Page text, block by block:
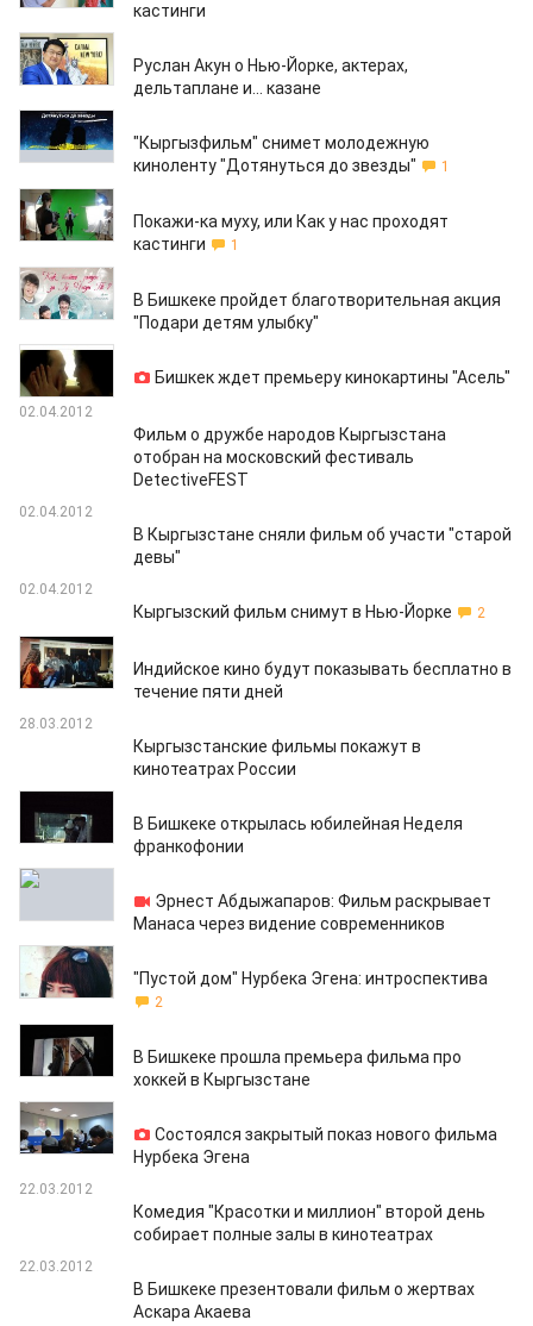
кастинги
12.04.2012
Руслан Акун о Нью-Йорке, актерах,
дельтаплане и... казане
10.04.2012
"Кыргызфильм" снимет молодежную
киноленту "Дотянуться до звезды"
1
09.04.2012
Покажи-ка муху, или Как у нас проходят
кастинги
1
05.04.2012
В Бишкеке пройдет благотворительная акция
"Подари детям улыбку"
03.04.2012
Бишкек ждет премьеру кинокартины "Асель"
02.04.2012
Фильм о дружбе народов Кыргызстана
отобран на московский фестиваль
DetectiveFEST
02.04.2012
В Кыргызстане сняли фильм об участи "старой
девы"
02.04.2012
Кыргызский фильм снимут в Нью-Йорке
2
31.03.2012
Индийское кино будут показывать бесплатно в
течение пяти дней
28.03.2012
Кыргызстанские фильмы покажут в
кинотеатрах России
В Бишкеке открылась юбилейная Неделя
франкофонии
26.03.2012
Эрнест Абдыжапаров: Фильм раскрывает
Манаса через видение современников
23.03.2012
"Пустой дом" Нурбека Эгена: интроспектива
2
23.03.2012
В Бишкеке прошла премьера фильма про
хоккей в Кыргызстане
23.03.2012
Состоялся закрытый показ нового фильма
Нурбека Эгена
22.03.2012
Комедия "Красотки и миллион" второй день
собирает полные залы в кинотеатрах
22.03.2012
В Бишкеке презентовали фильм о жертвах
Аскара Акаева